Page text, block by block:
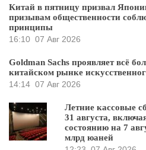
Китай в пятницу призвал
призывам общественности
принципы
16:10 07 Авг 2026
Goldman Sachs проявляет всё
китайском рынке
14:14 07 Авг 2026
Летние кассовые
31 августа,
состоянию на 7
млрд юаней